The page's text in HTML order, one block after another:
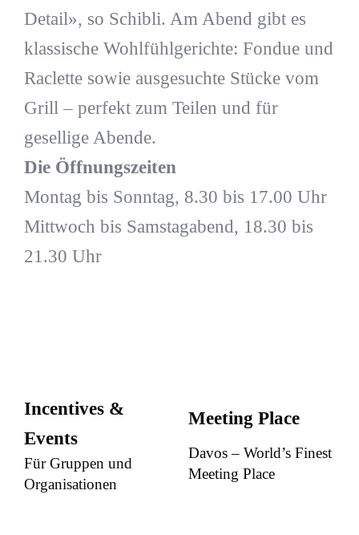
Detail», so Schibli. Am Abend gibt es
klassische Wohlfühlgerichte: Fondue und
Raclette sowie ausgesuchte Stücke vom
Grill – perfekt zum Teilen und für
gesellige Abende.
Die Öffnungszeiten
Montag bis Sonntag, 8.30 bis 17.00 Uhr
Mittwoch bis Samstagabend, 18.30 bis
21.30 Uhr
Incentives &
Events
Für Gruppen und
Organisationen
Meeting Place
Davos – World’s Finest
Meeting Place